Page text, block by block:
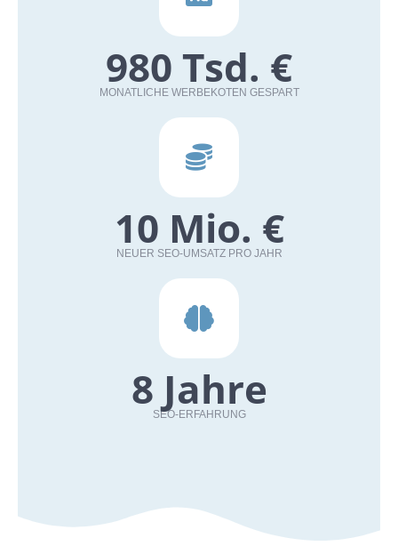
MONATLICHE WERBEKOTEN GESPART
980 Tsd. €
NEUER SEO-UMSATZ PRO JAHR
10 Mio. €
SEO-ERFAHRUNG
8 Jahre